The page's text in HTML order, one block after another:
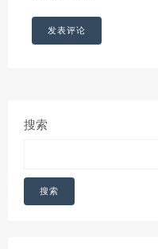
搜索
搜索